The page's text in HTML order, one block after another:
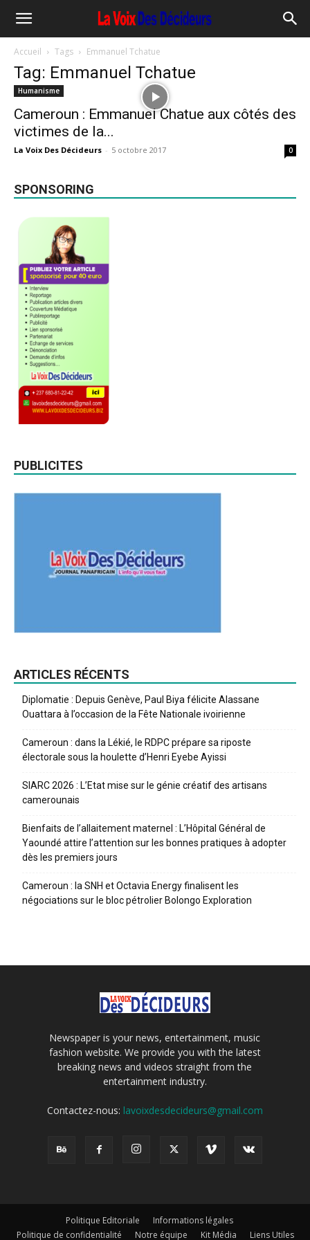
Accueil Tags Emmanuel Tchatue
Tag: Emmanuel Tchatue
Humanisme
Cameroun : Emmanuel Chatue aux côtés des
victimes de la...
La Voix Des Décideurs - 5 octobre 2017 0
SPONSORING
PUBLICITES
ARTICLES RÉCENTS
Diplomatie : Depuis Genève, Paul Biya félicite Alassane
Ouattara à l’occasion de la Fête Nationale ivoirienne
Cameroun : dans la Lékié, le RDPC prépare sa riposte
électorale sous la houlette d’Henri Eyebe Ayissi
SIARC 2026 : L’Etat mise sur le génie créatif des artisans
camerounais
Bienfaits de l’allaitement maternel : L’Hôpital Général de
Yaoundé attire l’attention sur les bonnes pratiques à adopter
dès les premiers jours
Cameroun : la SNH et Octavia Energy finalisent les
négociations sur le bloc pétrolier Bolongo Exploration
Newspaper is your news, entertainment, music
fashion website. We provide you with the latest
breaking news and videos straight from the
entertainment industry.
Contactez-nous: lavoixdesdecideurs@gmail.com
Politique Editoriale
Informations légales
Politique de confidentialité
Notre équipe Kit Média Liens Utiles